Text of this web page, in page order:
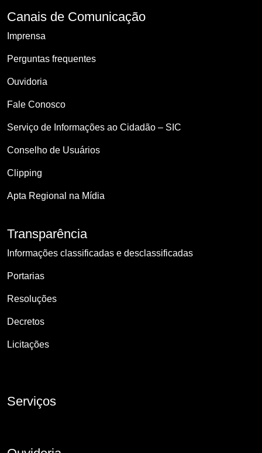
Canais de Comunicação
Imprensa
Perguntas frequentes
Ouvidoria
Fale Conosco
Serviço de Informações ao Cidadão – SIC
Conselho de Usuários
Clipping
Apta Regional na Mídia
Transparência
Informações classificadas e desclassificadas
Portarias
Resoluções
Decretos
Licitações
Serviços